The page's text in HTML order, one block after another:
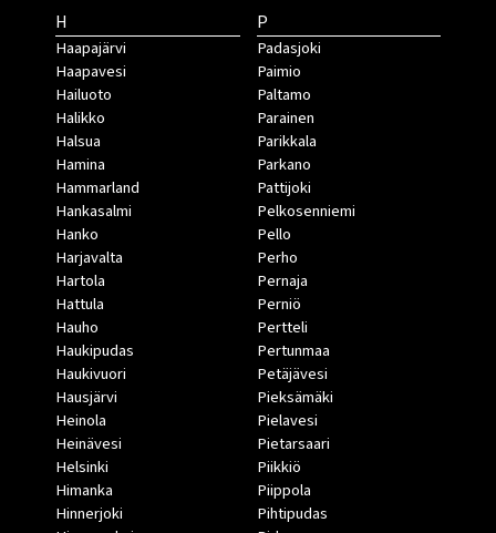
H
Haapajärvi
Haapavesi
Hailuoto
Halikko
Halsua
Hamina
Hammarland
Hankasalmi
Hanko
Harjavalta
Hartola
Hattula
Hauho
Haukipudas
Haukivuori
Hausjärvi
Heinola
Heinävesi
Helsinki
Himanka
Hinnerjoki
P
Padasjoki
Paimio
Paltamo
Parainen
Parikkala
Parkano
Pattijoki
Pelkosenniemi
Pello
Perho
Pernaja
Perniö
Pertteli
Pertunmaa
Petäjävesi
Pieksämäki
Pielavesi
Pietarsaari
Piikkiö
Piippola
Pihtipudas